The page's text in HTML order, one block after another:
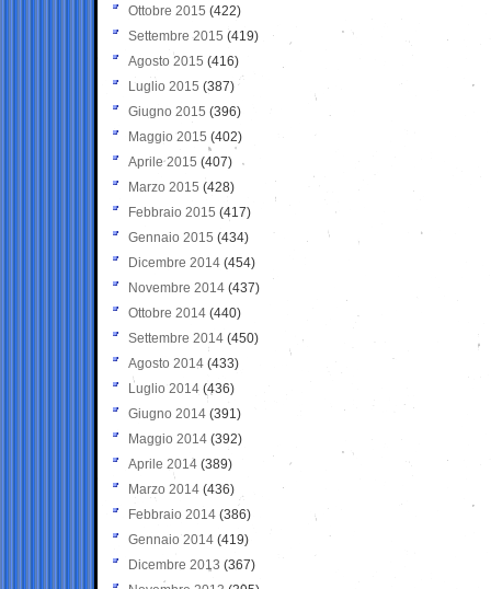
Ottobre 2015 (422)
Settembre 2015 (419)
Agosto 2015 (416)
Luglio 2015 (387)
Giugno 2015 (396)
Maggio 2015 (402)
Aprile 2015 (407)
Marzo 2015 (428)
Febbraio 2015 (417)
Gennaio 2015 (434)
Dicembre 2014 (454)
Novembre 2014 (437)
Ottobre 2014 (440)
Settembre 2014 (450)
Agosto 2014 (433)
Luglio 2014 (436)
Giugno 2014 (391)
Maggio 2014 (392)
Aprile 2014 (389)
Marzo 2014 (436)
Febbraio 2014 (386)
Gennaio 2014 (419)
Dicembre 2013 (367)